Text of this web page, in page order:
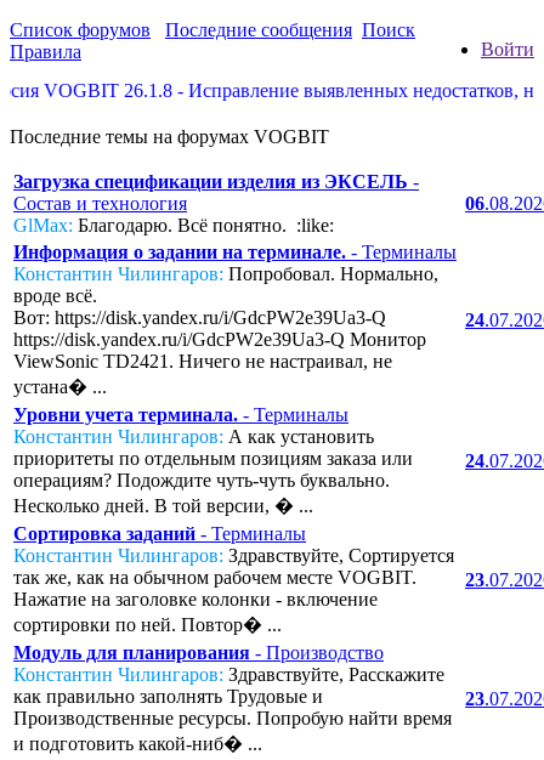
Войти
Список форумов Последние сообщения Поиск
Правила
26.1.8 - Исправление выявленных недостатков,
Последние темы на форумах VOGBIT
Загрузка спецификации изделия из ЭКСЕЛЬ -
Состав и технология
GlMax: Благодарю. Всё понятно. :like:
06
Информация о задании на терминале. - Терминалы
Константин Чилингаров: Попробовал. Нормально,
вроде всё.
Вот: https://disk.yandex.ru/i/GdcPW2e39Ua3-Q
https://disk.yandex.ru/i/GdcPW2e39Ua3-Q Монитор
ViewSonic TD2421. Ничего не настраивал, не
устана� ...
24
Уровни учета терминала. - Терминалы
Константин Чилингаров: А как установить
приоритеты по отдельным позициям заказа или
операциям? Подождите чуть-чуть буквально.
Несколько дней. В той версии, � ...
24
Сортировка заданий - Терминалы
Константин Чилингаров: Здравствуйте, Сортируется
так же, как на обычном рабочем месте VOGBIT.
Нажатие на заголовке колонки - включение
сортировки по ней. Повтор� ...
23
Модуль для планирования - Производство
Константин Чилингаров: Здравствуйте, Расскажите
как правильно заполнять Трудовые и
Производственные ресурсы. Попробую найти время
и подготовить какой-ниб� ...
23